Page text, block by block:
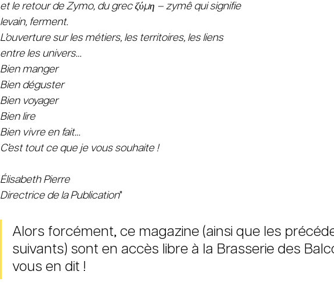
et le retour de Zymo, du grec ζύμη – zymê qui signifie
levain, ferment.
L’ouverture sur les métiers, les territoires, les liens
entre les univers…
Bien manger
Bien déguster
Bien voyager
Bien lire
Bien vivre en fait…
C’est tout ce que je vous souhaite !
Élisabeth Pierre
Directrice de la Publication"
Alors forcément, ce magazine (ainsi que les
suivants) sont en accès libre à la Brasserie des
vous en dit !